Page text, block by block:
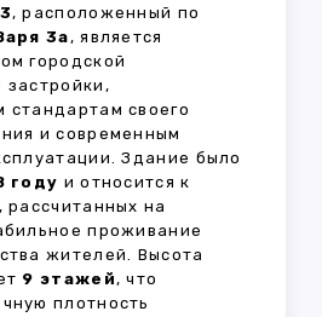
, расположенный по
3а, является
городской
застройки,
стандартам своего
и современным
Здание было
году и относится к
рассчитанных на
проживание
жителей. Высота
9 этажей, что
плотность